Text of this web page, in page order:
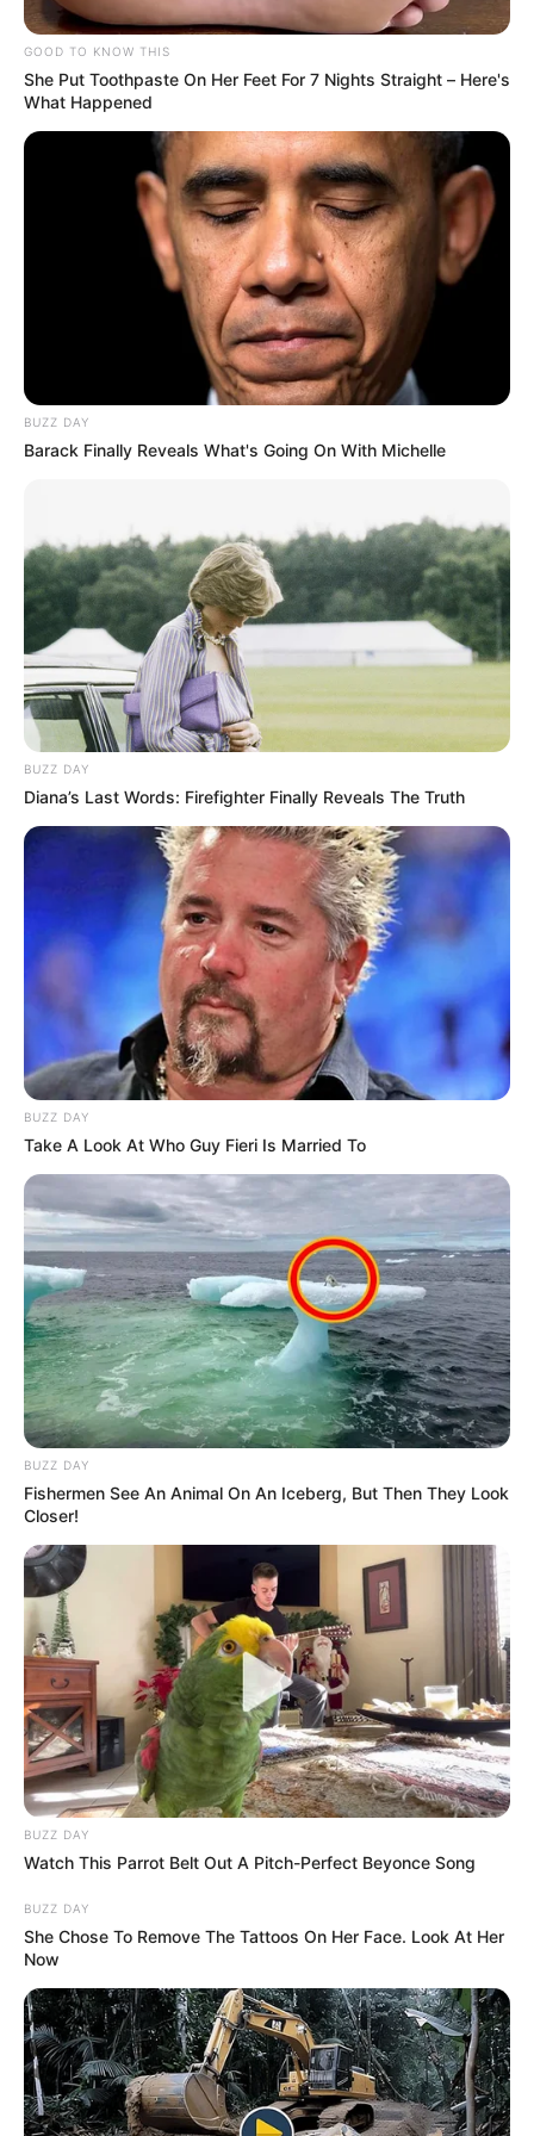
cerca del afluente.
El director general del Dagran, Jaime Enrique Gómez
Zapata, confirmó que pese a la magnitud de esta
emergencia, no se presentaron personas lesionadas, ni
fallecidas.
Por esta eventualidad también se
del sistema alcantarillado, pérdida de banca y varios
movimientos en masa. Las personas damnificadas
fueron trasladadas hasta albergues seguros donde
Le puede interesar:29 cuerpos no identificados, fueron
recuperados del cementerio La Dolorosa de Puerto
Berrío, Antioquia
En lo corrido de este año, Antioquia registra más de 100
eventos asociados a las lluvias que han dejado 20
fallecidos, más de 6.000 damnificados y 268 viviendas
, informó la Gobernación de Antioquia.
ALERTA BOGOTÁ EN GOOGLE NEWS
TEMAS RELACIONADOS
ANTIOQUIA INVIERNO ALERTA PAISA
URAMITA
DAMNIFICADOS
LLUVIAS EN ANTIOQUIA
OCCIDENTE ANTIOQUEÑO
MANTÉNGASE EN ALERTA
interesan. Para estar bien informado, por
favor, active las notificaciones de Alerta.
ACTIVAR AHORA
TEMAS DESTACADOS
EMERGENCIAS POR LLUVIAS
METRO DE MEDELLÍN
MARINILLA - ANTIOQUIA
YONDÓ - ANTIOQUIA
RIONEGRO
GOOD TO KNOW THIS
She Put Toothpaste On Her Feet For 7 Nights Straight – Here's
What Happened
BUZZ DAY
Barack Finally Reveals What's Going On With Michelle
BUZZ DAY
Diana’s Last Words: Firefighter Finally Reveals The Truth
BUZZ DAY
Take A Look At Who Guy Fieri Is Married To
BUZZ DAY
Fishermen See An Animal On An Iceberg, But Then They Look
Closer!
BUZZ DAY
Watch This Parrot Belt Out A Pitch-Perfect Beyonce Song
BUZZ DAY
She Chose To Remove The Tattoos On Her Face. Look At Her
Now